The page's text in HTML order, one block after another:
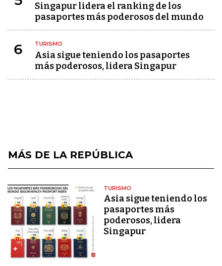
Singapur lidera el ranking de los
pasaportes más poderosos del mundo
6 TURISMO
Asia sigue teniendo los pasaportes
más poderosos, lidera Singapur
MÁS DE LA REPÚBLICA
TURISMO
Asia sigue teniendo los
pasaportes más
poderosos, lidera
Singapur